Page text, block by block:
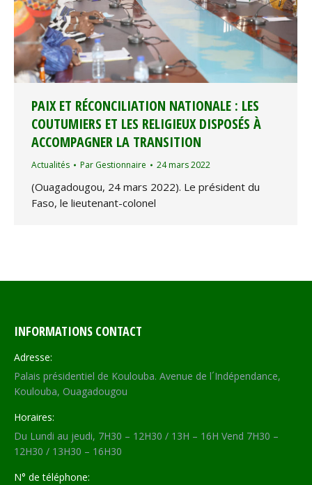
PAIX ET RÉCONCILIATION NATIONALE : LES
COUTUMIERS ET LES RELIGIEUX DISPOSÉS À
ACCOMPAGNER LA TRANSITION
Actualités Par Gestionnaire 24 mars 2022
(Ouagadougou, 24 mars 2022). Le président du
Faso, le lieutenant-colonel
INFORMATIONS CONTACT
Adresse:
Palais présidentiel de Koulouba. Avenue de l´Indépendance,
Koulouba, Ouagadougou
Horaires:
Du Lundi au jeudi, 7H30 – 12H30 / 13H – 16H Vend 7H30 –
12H30 / 13H30 – 16H30
N° de téléphone: